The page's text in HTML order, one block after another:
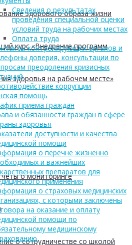
здорового образа жизни
курс «Внедрение программ
здоровья на рабочем месте»
о мониторинге
о сотрудничестве со школой
Сведения о результатах
проведения специальной оценки
условий труда на рабочих местах
Оплата труда
контролирующих органов и
доверия, консультации по
преодоления кризисных
коррупции
помощь
приема граждан
и обязанности граждан в сфере
здоровья
доступности и качества
помощи
о перечне жизненно
и важнейших
препаратов для
применения
о страховых медицинских
с которыми заключены
на оказание и оплату
помощи по
медицинскому